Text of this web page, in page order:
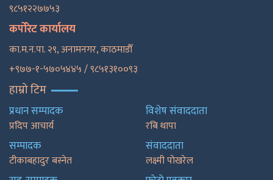
९८५१२२७७५३
कर्पोरेट कार्यालय
का.म.न.पा. २९, अनामनगर, काठमाडाैँ
+९७७-१-५७०५४४५ / ९८५१३१००९३
हाम्रो टिम
प्रधान सम्पादक
प्रदिप आचार्य
सम्पादक
टीकाबहादुर बस्नेत
विशेष संवाददाता
रबि थापा
संवाददाता
लक्ष्मी पोखरेल